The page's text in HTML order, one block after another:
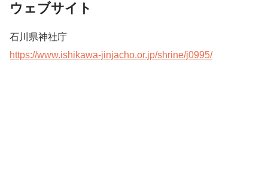
ウェブサイト
石川県神社庁
https://www.ishikawa-jinjacho.or.jp/shrine/j0995/